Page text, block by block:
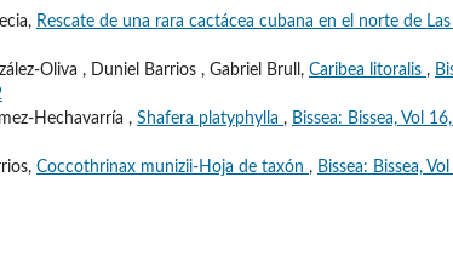
Rescate de una rara cactácea cubana en el norte de Las
Oliva , Duniel Barrios , Gabriel Brull, Caribea litoralis ,
Hechavarría , Shafera platyphylla , Bissea: Bissea, Vol
Coccothrinax munizii-Hoja de taxón , Bissea: Bissea,